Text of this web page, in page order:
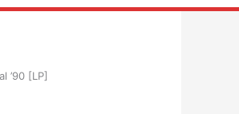
’90 [LP]